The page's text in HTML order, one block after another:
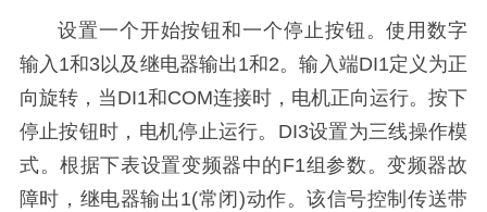
设置一个开始按钮和一个停止按钮。使用数字
输入1和3以及继电器输出1和2。输入端DI1定义为正
向旋转，当DI1和COM连接时，电机正向运行。按下
停止按钮时，电机停止运行。DI3设置为三线操作模
式。根据下表设置变频器中的F1组参数。变频器故
障时，继电器输出1(常闭)动作。该信号控制传送带